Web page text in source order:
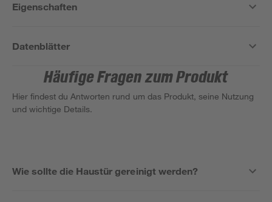
Eigenschaften
Datenblätter
Häufige Fragen zum Produkt
Hier findest du Antworten rund um das Produkt, seine Nutzung
und wichtige Details.
Wie sollte die Haustür gereinigt werden?